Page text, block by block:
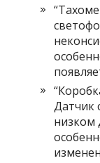
Датчик
низком